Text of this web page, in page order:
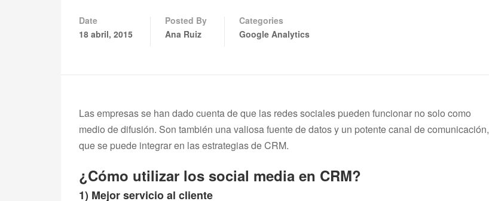
Date
18 abril, 2015
Posted By
Ana Ruiz
Categories
Google Analytics
Las empresas se han dado cuenta de que las redes sociales pueden funcionar no solo como
medio de difusión. Son también una valiosa fuente de datos y un potente canal de comunicación,
que se puede integrar en las estrategias de CRM.
¿Cómo utilizar los social media en CRM?
1) Mejor servicio al cliente